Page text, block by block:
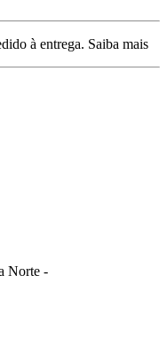
à entrega. Saiba mais
Norte -